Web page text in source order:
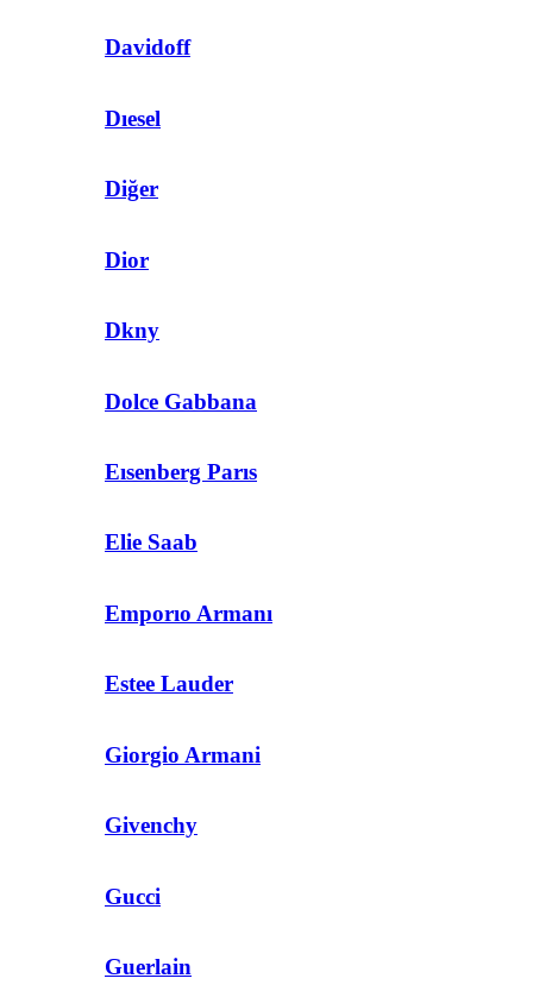
Davidoff
Dıesel
Diğer
Dior
Dkny
Dolce Gabbana
Eısenberg Parıs
Elie Saab
Emporıo Armanı
Estee Lauder
Giorgio Armani
Givenchy
Gucci
Guerlain